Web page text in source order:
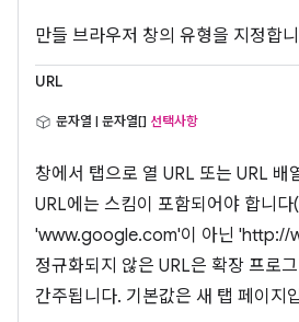
만들 브라우저 창의 유형을 지정합
URL
문자열 | 문자열[] 선택사항
창에서 탭으로 열 URL 또는 URL 배
URL에는 스킴이 포함되어야 합니다
'www.google.com'이 아닌 'http://
정규화되지 않은 URL은 확장 프로
간주됩니다. 기본값은 새 탭 페이지